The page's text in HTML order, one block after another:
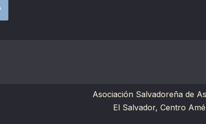
Asociación Salvadoreña de
El Salvador, Centro